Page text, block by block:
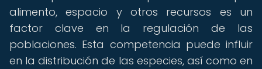
alimento, espacio y otros recursos es un
factor clave en la regulación de las
poblaciones. Esta competencia puede influir
en la distribución de las especies, así como en